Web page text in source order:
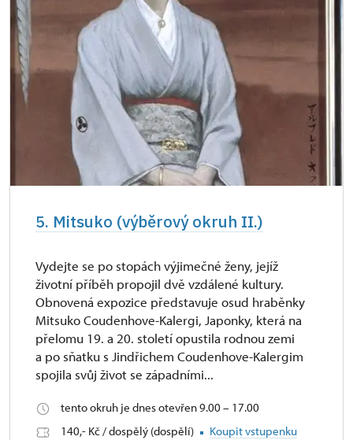
5. Mitsuko (výběrový okruh II.)
Vydejte se po stopách výjimečné ženy, jejíž
životní příběh propojil dvě vzdálené kultury.
Obnovená expozice představuje osud hraběnky
Mitsuko Coudenhove-Kalergi, Japonky, která na
přelomu 19. a 20. století opustila rodnou zemi
a po sňatku s Jindřichem Coudenhove-Kalergim
spojila svůj život se západními...
tento okruh je dnes otevřen 9.00 – 17.00
140,- Kč / dospělý (dospělí)
Koupit vstupenku